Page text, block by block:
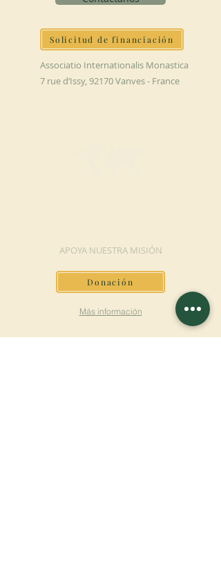
Solicitud de financiación
Associatio Internationalis Monastica
7 rue d’Issy, 92170 Vanves - France
APOYA NUESTRA MISIÓN
Donación
Más información